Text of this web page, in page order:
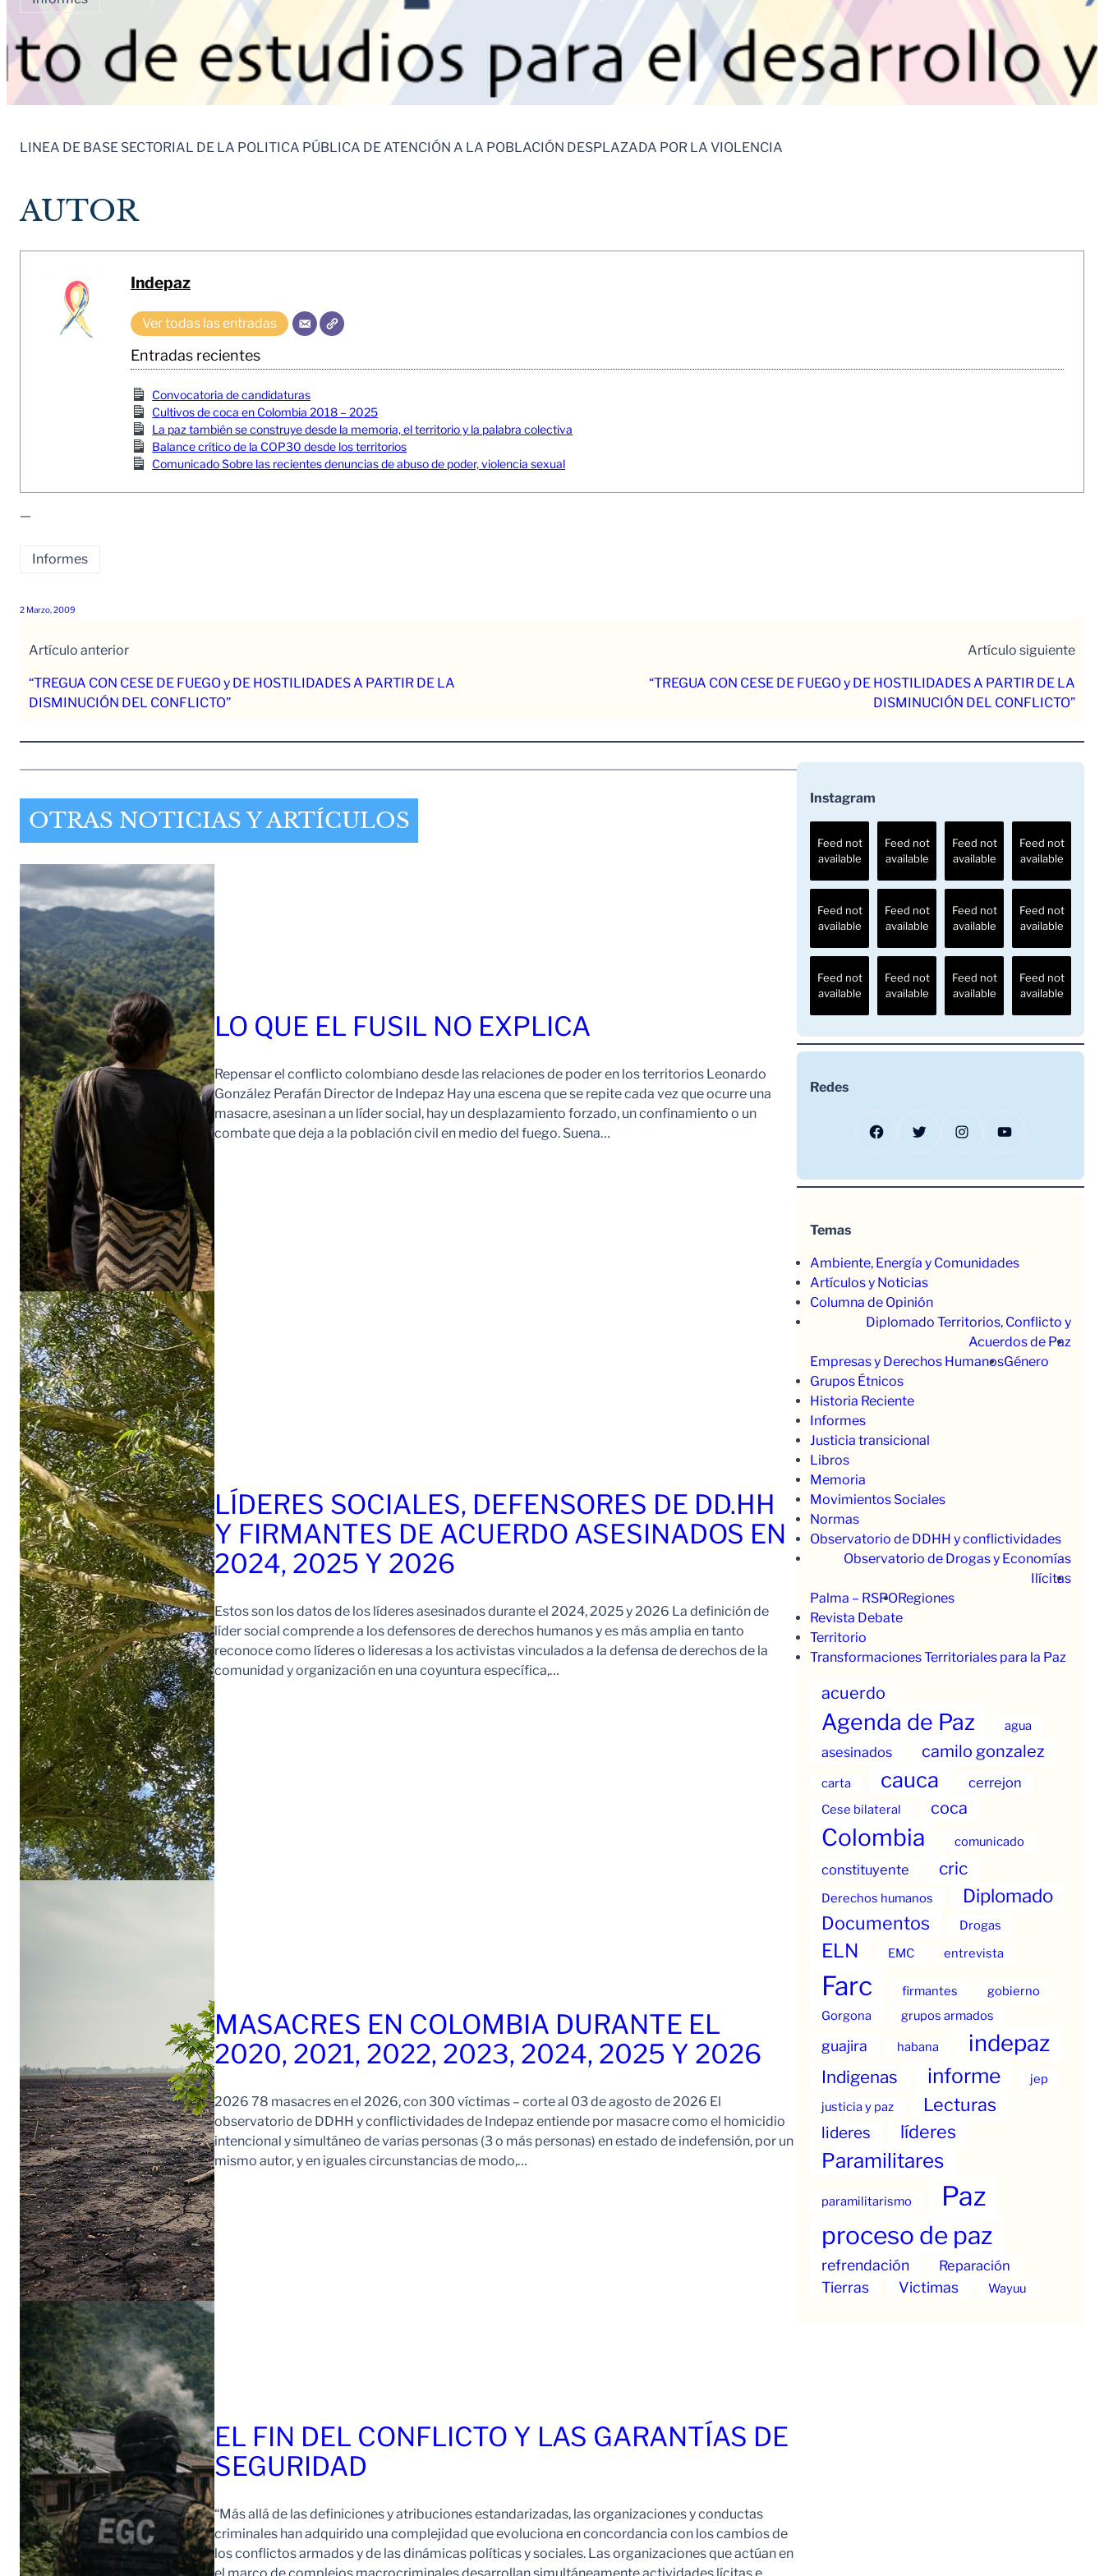
LINEA DE BASE SECTORIAL DE LA POLITICA PÚBLICA DE ATENCIÓN A LA POBLACIÓN DESPLAZADA POR LA VIOLENCIA
AUTOR
Indepaz
Ver todas las entradas
Entradas recientes
Convocatoria de candidaturas
Cultivos de coca en Colombia 2018 – 2025
La paz también se construye desde la memoria, el territorio y la palabra colectiva
Balance crítico de la COP30 desde los territorios
Comunicado Sobre las recientes denuncias de abuso de poder, violencia sexual
—
Informes
2 Marzo, 2009
Artículo anterior
“TREGUA CON CESE DE FUEGO y DE HOSTILIDADES A PARTIR DE LA
DISMINUCIÓN DEL CONFLICTO”
Artículo siguiente
“TREGUA CON CESE DE FUEGO y DE HOSTILIDADES A PARTIR DE LA
DISMINUCIÓN DEL CONFLICTO”
OTRAS NOTICIAS Y ARTÍCULOS
LO QUE EL FUSIL NO EXPLICA
Repensar el conflicto colombiano desde las relaciones de poder en los territorios Leonardo
González Perafán Director de Indepaz Hay una escena que se repite cada vez que ocurre una
masacre, asesinan a un líder social, hay un desplazamiento forzado, un confinamiento o un
combate que deja a la población civil en medio del fuego. Suena…
LÍDERES SOCIALES, DEFENSORES DE DD.HH
Y FIRMANTES DE ACUERDO ASESINADOS EN
2024, 2025 Y 2026
Estos son los datos de los líderes asesinados durante el 2024, 2025 y 2026 La definición de
líder social comprende a los defensores de derechos humanos y es más amplia en tanto
reconoce como líderes o lideresas a los activistas vinculados a la defensa de derechos de la
comunidad y organización en una coyuntura específica,…
MASACRES EN COLOMBIA DURANTE EL
2020, 2021, 2022, 2023, 2024, 2025 Y 2026
2026 78 masacres en el 2026, con 300 víctimas – corte al 03 de agosto de 2026 El
observatorio de DDHH y conflictividades de Indepaz entiende por masacre como el homicidio
intencional y simultáneo de varias personas (3 o más personas) en estado de indefensión, por un
mismo autor, y en iguales circunstancias de modo,…
EL FIN DEL CONFLICTO Y LAS GARANTÍAS DE
SEGURIDAD
“Más allá de las definiciones y atribuciones estandarizadas, las organizaciones y conductas
criminales han adquirido una complejidad que evoluciona en concordancia con los cambios de
los conflictos armados y de las dinámicas políticas y sociales. Las organizaciones que actúan en
Instagram
Feed not
available
Feed not
available
Feed not
available
Feed not
available
Feed not
available
Feed not
available
Feed not
available
Feed not
available
Feed not
available
Feed not
available
Feed not
available
Feed not
available
Redes
Facebook Twitter Instagram YouTube
Temas
Ambiente, Energía y Comunidades
Artículos y Noticias
Columna de Opinión
Diplomado Territorios, Conflicto y
Acuerdos de Paz
Empresas y Derechos HumanosGénero
Grupos Étnicos
Historia Reciente
Informes
Justicia transicional
Libros
Memoria
Movimientos Sociales
Normas
Observatorio de DDHH y conflictividades
Observatorio de Drogas y Economías
Ilícitas
Palma – RSPORegiones
Revista Debate
Territorio
Transformaciones Territoriales para la Paz
acuerdo
Agenda de Paz agua
asesinados camilo gonzalez
carta cauca cerrejon
Cese bilateral coca
Colombia comunicado
constituyente cric
Derechos humanos Diplomado
Documentos Drogas
ELN EMC entrevista
Farc firmantes
gobierno
Gorgona
grupos armados
guajira habana indepaz
Indigenas informe
jep
justicia y paz
Lecturas
lideres líderes
Paramilitares
paramilitarismo Paz
proceso de paz
refrendación Reparación
Tierras Victimas Wayuu